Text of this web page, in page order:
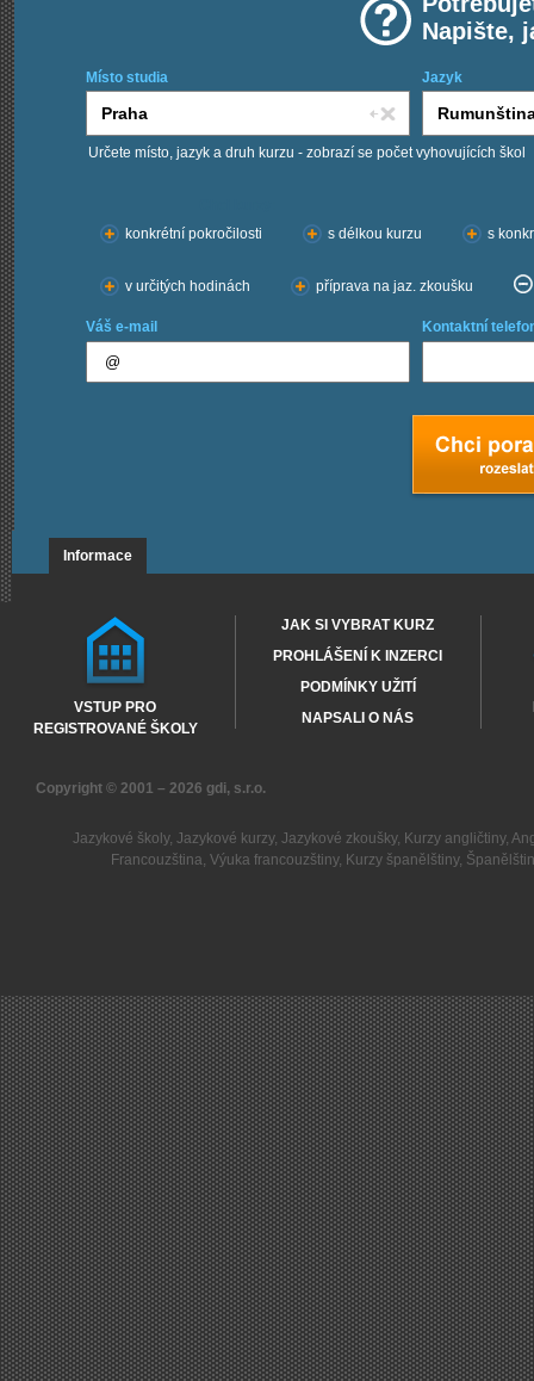
Napište,
Místo studia Jazyk
Určete místo, jazyk a druh kurzu - zobrazí se počet vyhovujících škol
konkrétní pokročilosti
s délkou kurzu s
v určitých hodinách příprava na jaz. zkoušku
Váš e-mail Kontaktní
Informace
VSTUP PRO
REGISTROVANÉ ŠKOLY
JAK SI VYBRAT KURZ
PROHLÁŠENÍ K INZERCI
PODMÍNKY UŽITÍ
NAPSALI O NÁS
Copyright © 2001 – 2026 gdi, s.r.o.
Jazykové školy, Jazykové kurzy, Jazykové zkoušky, Kurzy angličtiny,
Francouzština,Výuka francouzštiny, Kurzy španělštiny,